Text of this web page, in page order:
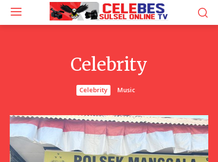
Celebrity
Celebrity Music